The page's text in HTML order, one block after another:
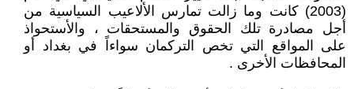
(2003) كانت وما زالت تمارس الألاعيب السياسية من
أجل مصادرة تلك الحقوق والمستحقات ، والأستحواذ
على المواقع التي تخص التركمان سواءاً في بغداد أو
المحافظات الأخرى .